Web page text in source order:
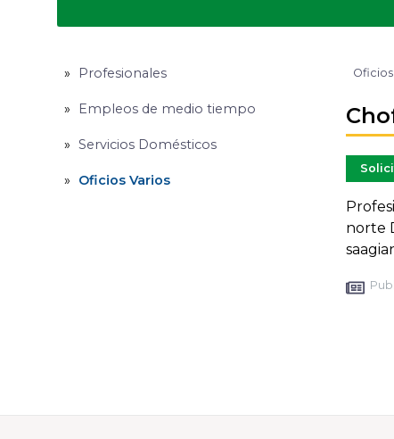
Profesionales
Empleos de medio tiempo
Servicios Domésticos
Oficios Varios
norte